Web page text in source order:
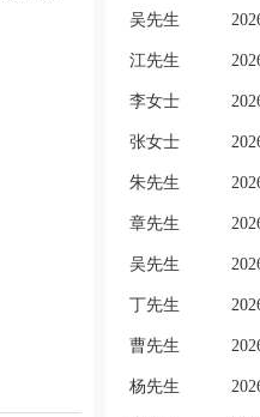
吴先生
江先生
李女士
张女士
朱先生
章先生
吴先生
丁先生
曹先生
杨先生